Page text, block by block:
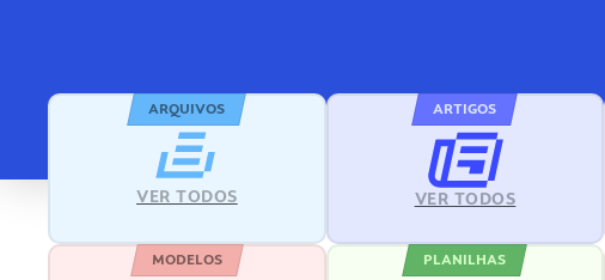
ARQUIVOS
VER TODOS
ARTIGOS
VER TODOS
MODELOS PLANILHAS